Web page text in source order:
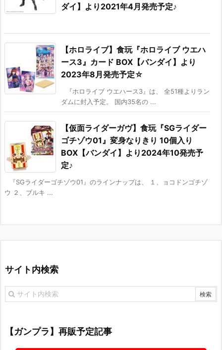
ダイ】より2021年4月発売予定♪
【ホロライブ】食玩『ホロライブ ウエハ
ース3』カード BOX【バンダイ】より
2023年8月発売予定☆
『ホロライブ ウエハース3』は、 全51種よりラン
ダムに封入予定。 国内35名の ...
【仮面ライダーガヴ】食玩『SGライダー
ゴチゾウ01』変身なりきり 10個入り
BOX【バンダイ】より2024年10発売予
定♪
『SGライダーゴチゾウ01』のラインナップは、 １、ョコドンゴチゾ
ウ ２、ブルキ ...
サイト内検索
【ガンプラ】再販予定記事